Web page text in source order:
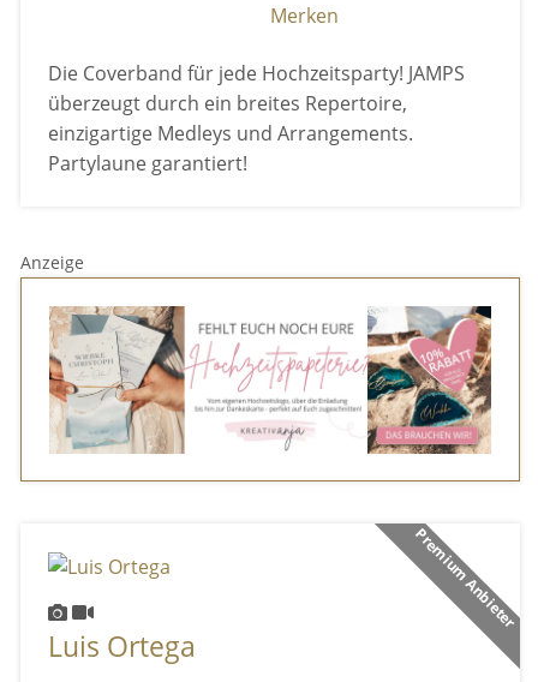
Merken
Die Coverband für jede Hochzeitsparty! JAMPS
überzeugt durch ein breites Repertoire,
einzigartige Medleys und Arrangements.
Partylaune garantiert!
Anzeige
Premium Anbieter
Luis Ortega